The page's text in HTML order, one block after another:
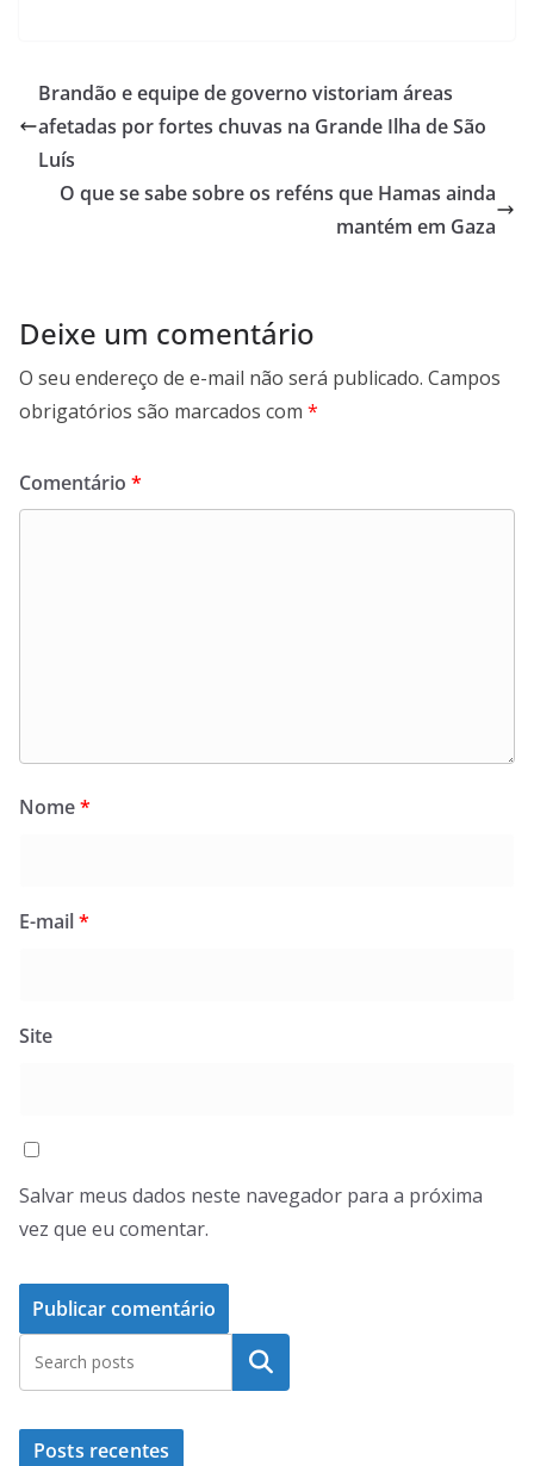
s
A
p
er b
o
k
gr
a
l l e
Brandão e equipe de governo vistoriam áreas
afetadas por fortes chuvas na Grande Ilha de São
Luís
O que se sabe sobre os reféns que Hamas ainda
mantém em Gaza
Deixe um comentário
O seu endereço de e-mail não será publicado. Campos
obrigatórios são marcados com *
Comentário *
Nome*
E-mail*
Site
Salvar meus dados neste navegador para a próxima
vez que eu comentar.
Pesquisar
Posts recentes